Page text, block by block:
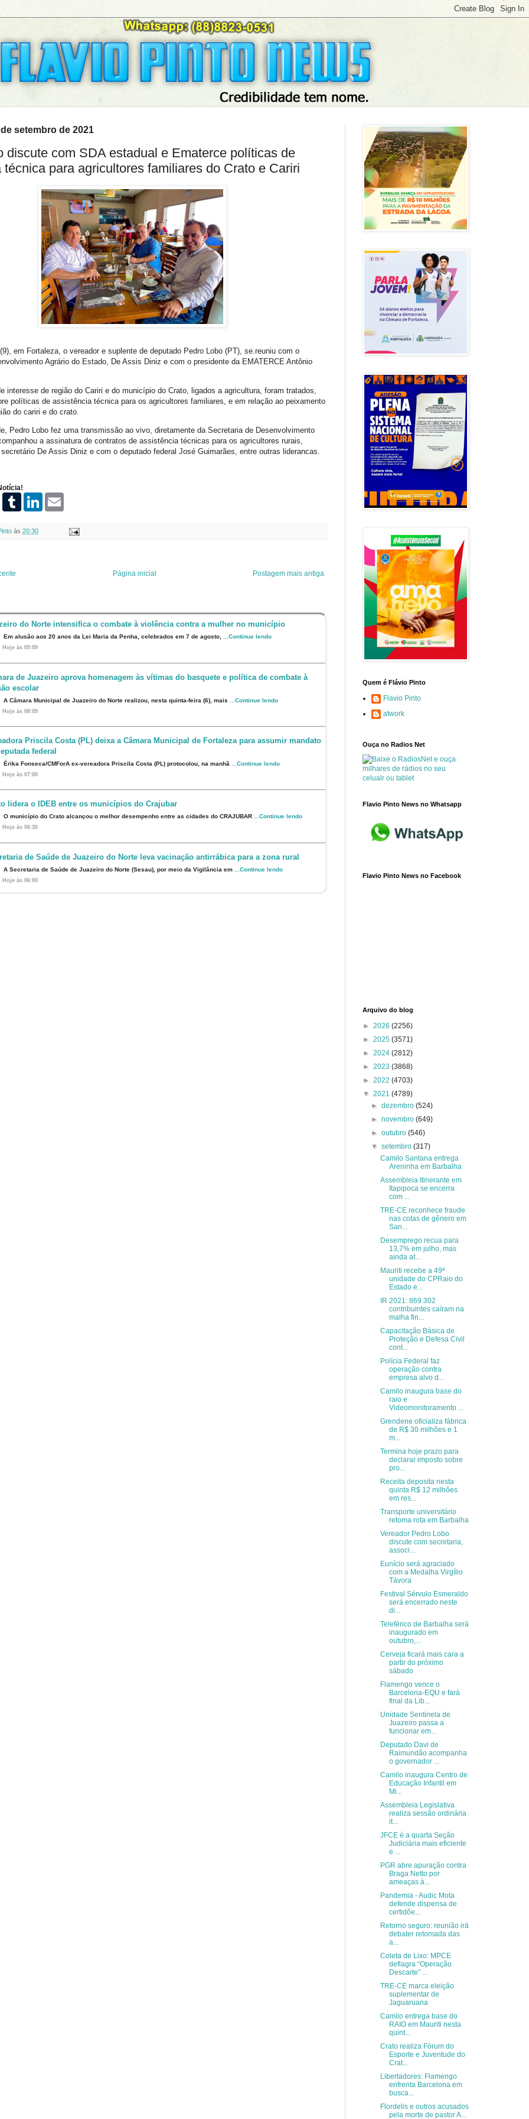
setembro de 2021
discute com SDA estadual e Ematerce políticas de
técnica para agricultores familiares do Crato e Cariri
em Fortaleza, o vereador e suplente de deputado Pedro Lobo (PT), se.reuniu com o
Agrário do Estado, De Assis Diniz e com o presidente da EMATERCE Antônio
interesse de região do Cariri e do município do Crato, ligados a agricultura, foram tratados,
políticas de assistência técnica para os agricultores familiares, e em relação ao peixamento
do cariri e do crato.
Pedro Lobo fez uma transmissão ao vivo, diretamente da Secretaria de Desenvolvimento
a assinatura de contratos de assistência técnicas para os agricultores rurais,
De Assis Diniz e com o deputado federal José Guimarães, entre outras liderancas.
e
t
l
às 20:30
Postagem mais antiga
Página inicial
do Norte intensifica o combate à violência contra a mulher no município
Em alusão aos 20 anos da Lei Maria da Penha, celebrados em 7 de agosto, ...Continue lendo
Hoje às 09:09
de Juazeiro aprova homenagem às vítimas do basquete e política de combate à
escolar
A Câmara Municipal de Juazeiro do Norte realizou, nesta quinta-feira (6), mais ...Continue lendo
Hoje às 08:09
Priscila Costa (PL) deixa a Câmara Municipal de Fortaleza para assumir mandato
federal
Érika Fonseca/CMForA ex-vereadora Priscila Costa (PL) protocolou, na manhã ...Continue lendo
Hoje às 07:00
lidera o IDEB entre os municípios do Crajubar
O município do Crato alcançou o melhor desempenho entre as cidades do CRAJUBAR ...Continue lendo
Hoje às 06:30
de Saúde de Juazeiro do Norte leva vacinação antirrábica para a zona rural
A Secretaria de Saúde de Juazeiro do Norte (Sesau), por meio da Vigilância em ...Continue lendo
Hoje às 06:00
Quem é Flávio Pinto
Flavio Pinto
atwork
Ouça no Radios Net
Flavio Pinto News no Whatsapp
Flavio Pinto News no Facebook
Arquivo do blog
► 2026 (2256)
► 2025 (3571)
► 2024 (2812)
► 2023 (3868)
► 2022 (4703)
▼ 2021 (4789)
►dezembro(524)
►novembro(649)
►outubro(546)
▼setembro(317)
Camilo Santana entrega
Areninha em Barbalha
Assembleia Itinerante em
Itapipoca se encerra
com ...
TRE-CE reconhece fraude
nas cotas de gênero em
San...
Desemprego recua para
13,7% em julho, mas
ainda at...
Mauriti recebe a 49ª
unidade do CPRaio do
Estado e...
IR 2021: 869.302
contribuintes caíram na
malha fin...
Capacitação Básica de
Proteção e Defesa Civil
cont...
Polícia Federal faz
operação contra
empresa alvo d...
Camilo inaugura base do
raio e
Videomonitoramento ...
Grendene oficializa fábrica
de R$ 30 milhões e 1
m...
Termina hoje prazo para
declarar imposto sobre
pro...
Receita deposita nesta
quinta R$ 12 milhões
em res...
Transporte universitário
retoma rota em Barbalha
Vereador Pedro Lobo
discute com secretaria,
associ...
Eunício será agraciado
com a Medalha Virgílio
Távora
Festival Sérvulo Esmeraldo
será encerrado neste
di...
Teleférico de Barbalha será
inaugurado em
outubro,...
Cerveja ficará mais cara a
partir do próximo
sábado
Flamengo vence o
Barcelona-EQU e fará
final da Lib...
Unidade Sentinela de
Juazeiro passa a
funcionar em...
Deputado Davi de
Raimundão acompanha
o governador ...
Camilo inaugura Centro de
Educação Infantil em
Mi...
Assembleia Legislativa
realiza sessão ordinária
it...
JFCE é a quarta Seção
Judiciária mais eficiente
e ...
PGR abre apuração contra
Braga Netto por
ameaças à...
Pandemia - Audic Mota
defende dispensa de
certidõe...
Retorno seguro: reunião irá
debater retomada das
a...
Coleta de Lixo: MPCE
deflagra “Operação
Descarte” ...
TRE-CE marca eleição
suplementar de
Jaguaruana
Camilo entrega base do
RAIO em Mauriti nesta
quint...
Crato realiza Fórum do
Esporte e Juventude do
Crat...
Libertadores: Flamengo
enfrenta Barcelona em
busca...
Flordelis e outros acusados
pela morte de pastor A...